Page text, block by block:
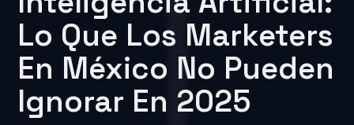
Lo Que Los Marketers
En México No Pueden
Ignorar En 2025